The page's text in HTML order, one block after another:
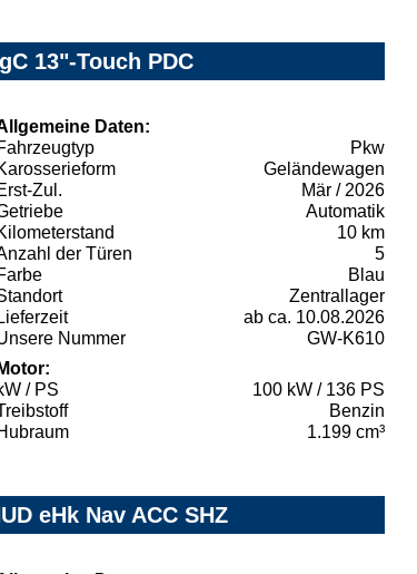
13"-Touch PDC
Daten:
Pkw
Geländewagen
Zul.
Mär / 2026
Automatik
10 km
der Türen
5
Blau
Zentrallager
Lieferzeit
ab ca. 10.08.2026
Nummer
GW-K610
Motor:
/ PS
100 kW / 136 PS
Benzin
1.199 cm³
eHk Nav ACC SHZ